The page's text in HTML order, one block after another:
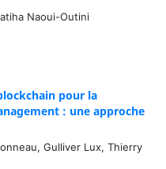
Naoui-Outini
pour la
: une approche
Gulliver Lux, Thierry